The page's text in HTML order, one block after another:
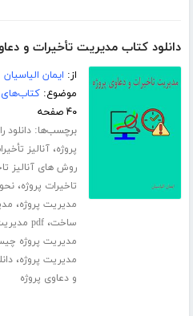
دانلود کتاب مدیریت تأخیرات و
از: ایمان الیاسیان
موضوع:
۴۰ صفحه
برچسب‌ها:دانلود
پروژه،آنالیز
روش های آنالیز
تاخیرات پروژه،
مدیریت پروژه،
ساخت،pdf مدیریت پروژه
مدیریت پروژه
مدیریت پروژه،
و دعاوی پروژه